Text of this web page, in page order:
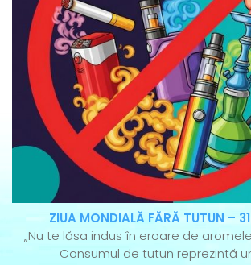
ZIUA MONDIALĂ FĂRĂ TUTUN –
„Nu te lăsa indus în eroare de
Consumul de tutun reprezintă